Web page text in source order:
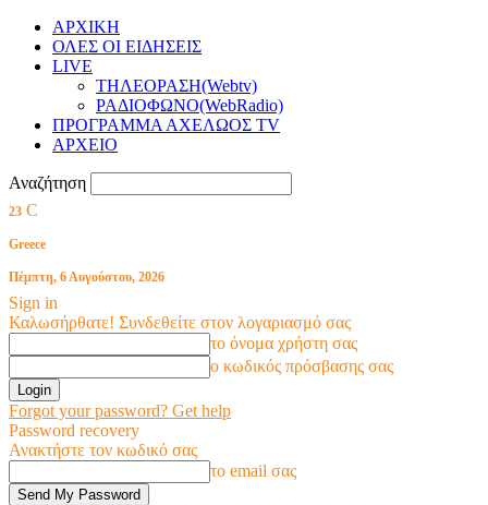
ΑΡΧΙΚΗ
ΟΛΕΣ ΟΙ ΕΙΔΗΣΕΙΣ
LIVE
ΤΗΛΕΟΡΑΣΗ(Webtv)
ΡΑΔΙΟΦΩΝΟ(WebRadio)
ΠΡΟΓΡΑΜΜΑ ΑΧΕΛΩΟΣ TV
ΑΡΧΕΙΟ
Αναζήτηση
23 C
Greece
Πέμπτη, 6 Αυγούστου, 2026
Sign in
Καλωσήρθατε! Συνδεθείτε στον λογαριασμό σας
το όνομα χρήστη σας
ο κωδικός πρόσβασης σας
Forgot your password? Get help
Password recovery
Ανακτήστε τον κωδικό σας
το email σας